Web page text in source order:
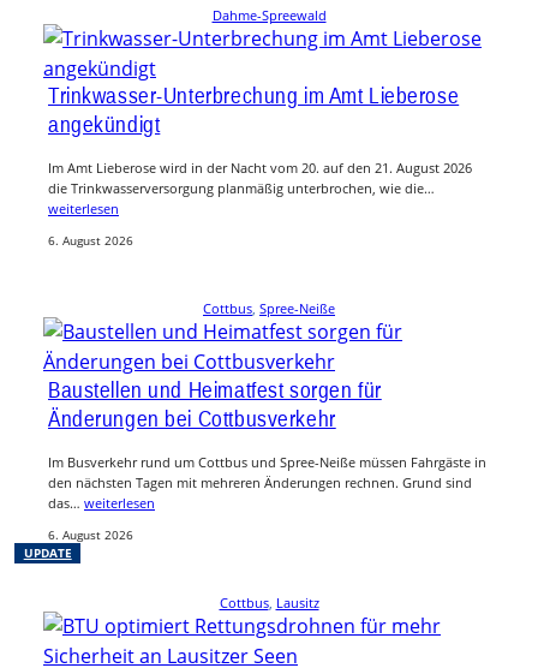
Dahme-Spreewald
Trinkwasser-Unterbrechung im Amt Lieberose
angekündigt
Im Amt Lieberose wird in der Nacht vom 20. auf den 21. August 2026
die Trinkwasserversorgung planmäßig unterbrochen, wie die…
weiterlesen
6. August 2026
Cottbus, Spree-Neiße
UPDATE
Baustellen und Heimatfest sorgen für
Änderungen bei Cottbusverkehr
Im Busverkehr rund um Cottbus und Spree-Neiße müssen Fahrgäste in
den nächsten Tagen mit mehreren Änderungen rechnen. Grund sind
das… weiterlesen
6. August 2026
Cottbus, Lausitz